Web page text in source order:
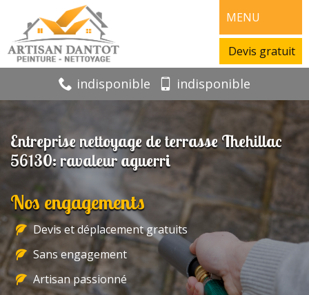
MENU
Devis gratuit
indisponible indisponible
Entreprise nettoyage de terrasse Thehillac
56130: ravaleur aguerri
Nos engagements
Devis et déplacement gratuits
Sans engagement
Artisan passionné